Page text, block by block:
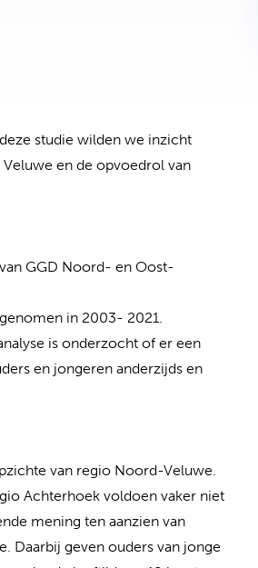
studie wilden we inzicht
en de opvoedrol van
GGD Noord- en Oost-
in 2003- 2021.
is onderzocht of er een
en jongeren anderzijds en
van regio Noord-Veluwe.
Achterhoek voldoen vaker niet
mening ten aanzien van
Daarbij geven ouders van jonge